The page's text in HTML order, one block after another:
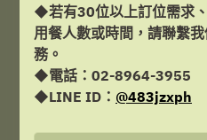
◆若有30位以上訂位需求
用餐人數或時間，請聯繫
務。
◆電話：02-8964-3955
◆LINE ID： @483jzxph